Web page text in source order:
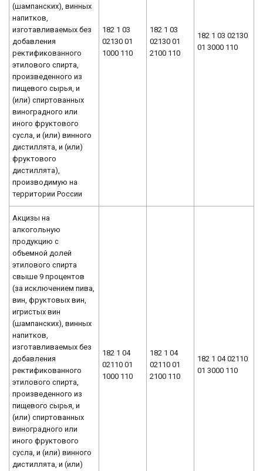
(шампанских), винных
напитков,
изготавливаемых без
добавления
ректификованного
этилового спирта,
произведенного из
пищевого сырья, и
(или) спиртованных
виноградного или
иного фруктового
сусла, и (или) винного
дистиллята, и (или)
фруктового
дистиллята),
производимую на
территории России
182 1 03
02130 01
1000 110
182 1 03
02130 01
2100 110
182 1 03 02130
01 3000 110
Акцизы на
алкогольную
продукцию с
объемной долей
этилового спирта
свыше 9 процентов
(за исключением пива,
вин, фруктовых вин,
игристых вин
(шампанских), винных
напитков,
изготавливаемых без
добавления
ректификованного
этилового спирта,
произведенного из
пищевого сырья, и
(или) спиртованных
виноградного или
иного фруктового
сусла, и (или) винного
дистиллята, и (или)
182 1 04
02110 01
1000 110
182 1 04
02110 01
2100 110
182 1 04 02110
01 3000 110